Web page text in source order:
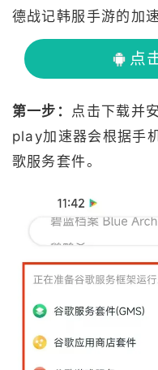
德战记韩服手游的加
点
第一步： 点击下载并
play加速器会根据手
歌服务套件。